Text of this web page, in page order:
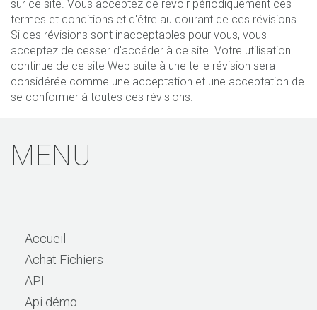
sur ce site. Vous acceptez de revoir périodiquement ces
termes et conditions et d'être au courant de ces révisions.
Si des révisions sont inacceptables pour vous, vous
acceptez de cesser d'accéder à ce site. Votre utilisation
continue de ce site Web suite à une telle révision sera
considérée comme une acceptation et une acceptation de
se conformer à toutes ces révisions.
MENU
Accueil
Achat Fichiers
API
Api démo